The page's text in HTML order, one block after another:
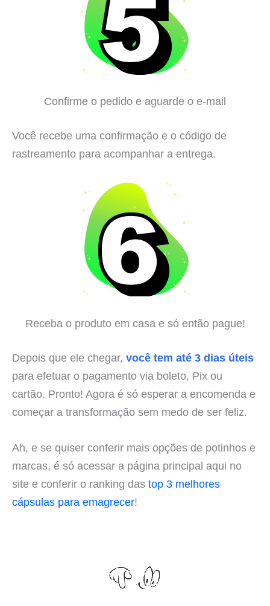
Confirme o pedido e aguarde o e-mail
Você recebe uma confirmação e o código de
rastreamento para acompanhar a entrega.
Receba o produto em casa e só então pague!
Depois que ele chegar, você tem até 3 dias úteis
para efetuar o pagamento via boleto, Pix ou
cartão. Pronto! Agora é só esperar a encomenda e
começar a transformação sem medo de ser feliz.
Ah, e se quiser conferir mais opções de potinhos e
marcas, é só acessar a página principal aqui no
site e conferir o ranking das top 3 melhores
cápsulas para emagrecer!